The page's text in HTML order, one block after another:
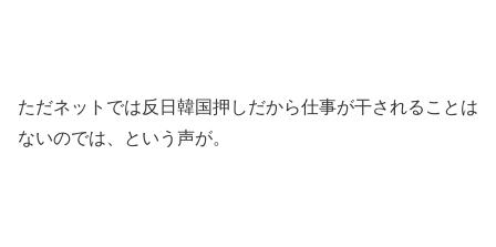
ただネットでは反日韓国押しだから仕事が干されることは
ないのでは、という声が。